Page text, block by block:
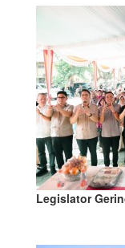
Legislator